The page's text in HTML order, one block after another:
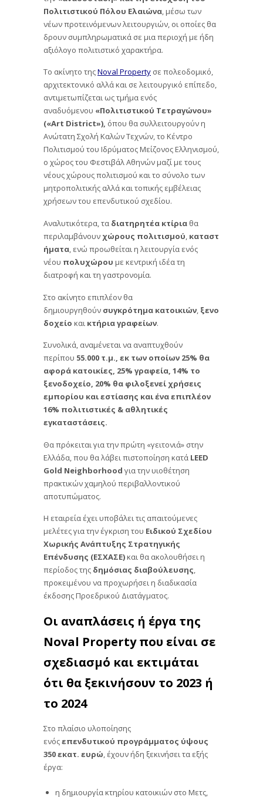
Πολιτιστικού Πόλου Ελαιώνα, μέσω των
νέων προτεινόμενων λειτουργιών, οι οποίες θα
δρουν συμπληρωματικά σε μια περιοχή με ήδη
αξιόλογο πολιτιστικό χαρακτήρα.
Το ακίνητο τηςNoval Property σε πολεοδομικό,
αρχιτεκτονικό αλλά και σε λειτουργικό επίπεδο,
αντιμετωπίζεται ως τμήμα ενός
αναδυόμενου «Πολιτιστικού Τετραγώνου»
(«Art District»), όπου θα συλλειτουργούν η
Ανώτατη Σχολή Καλών Τεχνών, το Κέντρο
Πολιτισμού του Ιδρύματος Μείζονος Ελληνισμού,
ο χώρος του Φεστιβάλ Αθηνών μαζί με τους
νέους χώρους πολιτισμού και το σύνολο των
μητροπολιτικής αλλά και τοπικής εμβέλειας
χρήσεων του επενδυτικού σχεδίου.
Αναλυτικότερα, τα διατηρητέα κτίρια θα
περιλαμβάνουν χώρους πολιτισμού, καταστ
ήματα, ενώ προωθείται η λειτουργία ενός
νέου πολυχώρου με κεντρική ιδέα τη
διατροφή και τη γαστρονομία.
Στο ακίνητο επιπλέον θα
δημιουργηθούν συγκρότημα κατοικιών ξενο
δοχείο και κτήριαγραφείων.
Συνολικά, αναμένεται να αναπτυχθούν
περίπου 55.000 τ.μ., εκ των οποίων 25% θα
αφορά κατοικίες, 25% γραφεία, 14% το
ξενοδοχείο, 20% θα φιλοξενεί χρήσεις
εμπορίου και εστίασης και ένα επιπλέον
16% πολιτιστικές & αθλητικές
εγκαταστάσεις.
Θα πρόκειται για την πρώτη «γειτονιά» στην
Ελλάδα, που θα λάβει πιστοποίηση κατά LEED
Gold Neighborhood για την υιοθέτηση
πρακτικών χαμηλού περιβαλλοντικού
αποτυπώματος.
Η εταιρεία έχει υποβάλει τις απαιτούμενες
μελέτες για την έγκριση του Ειδικού Σχεδίου
Χωρικής Ανάπτυξης Στρατηγικής
Επένδυσης (ΕΣΧΑΣΕ)και θα ακολουθήσει η
περίοδος της δημόσιας διαβούλευσης,
προκειμένου να προχωρήσει η διαδικασία
έκδοσης Προεδρικού Διατάγματος.
Οι αναπλάσεις ή έργα της
Noval Property που είναι σε
σχεδιασμό και εκτιμάται
ότι θα ξεκινήσουν το 2023 ή
το 2024
Στο πλαίσιο υλοποίησης
ενόςεπενδυτικού προγράμματος ύψους
350 εκατ. ευρώ, έχουν ήδη ξεκινήσει τα εξής
έργα:
η δημιουργία κτηρίου κατοικιών στο Μετς,